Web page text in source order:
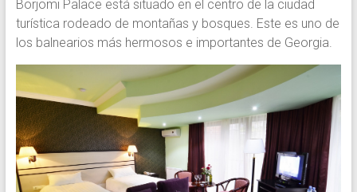
Borjomi Palace está situado en el centro de la ciudad
turística rodeado de montañas y bosques. Este es uno de
los balnearios más hermosos e importantes de Georgia.